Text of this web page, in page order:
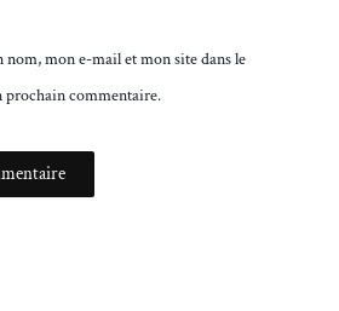
nom, mon e-mail et mon site dans le
prochain commentaire.